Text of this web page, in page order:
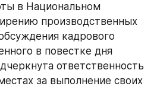
в Национальном
производственных
кадрового
в повестке дня
ответственность
за выполнение своих